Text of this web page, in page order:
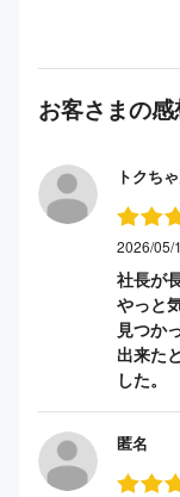
お客さまの
トクち
2026/05/
社長が
やっと
見つか
出来た
した。
匿名